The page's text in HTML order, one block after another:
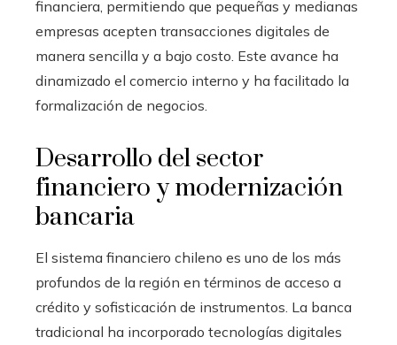
financiera, permitiendo que pequeñas y medianas
empresas acepten transacciones digitales de
manera sencilla y a bajo costo. Este avance ha
dinamizado el comercio interno y ha facilitado la
formalización de negocios.
Desarrollo del sector
financiero y modernización
bancaria
El sistema financiero chileno es uno de los más
profundos de la región en términos de acceso a
crédito y sofisticación de instrumentos. La banca
tradicional ha incorporado tecnologías digitales